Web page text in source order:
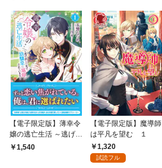
【電子限定版】薄幸令
嬢の逃亡生活 ～逃げ出
した先で幼馴染に溺愛
1,540
【電子限定版】魔導師
は平凡を望む １
1,320
試読フル